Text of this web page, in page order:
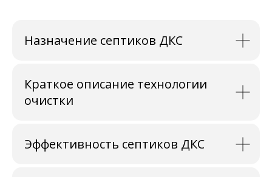
Назначение септиков ДКС
Краткое описание технологии
очистки
Эффективность септиков ДКС